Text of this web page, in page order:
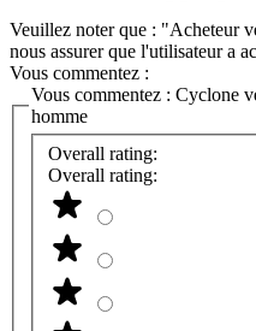
Veuillez noter que : "Acheteur
nous assurer que l'utilisateur a
Vous commentez :
Vous commentez : Cyclone
homme
Overall rating:
Overall rating: